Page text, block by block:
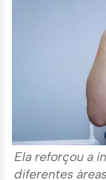
Ela reforçou a
diferentes